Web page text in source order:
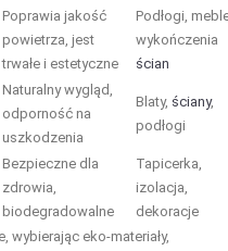
Poprawia jakość
powietrza, jest
trwałe i estetyczne
Podłogi,
wykończenia
ścian
Naturalny wygląd,
odporność na
uszkodzenia
Blaty, ściany,
podłogi
Bezpieczne dla
zdrowia,
biodegradowalne
Tapicerka,
izolacja,
dekoracje
wybierając eko-materiały,